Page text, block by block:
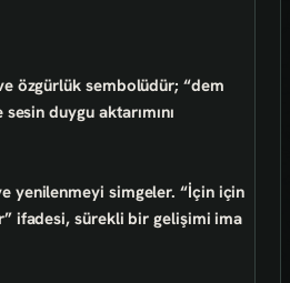
özgürlük sembolüdür; “dem
duygu aktarımını
yenilenmeyi simgeler. “İçin için
ifadesi, sürekli bir gelişimi ima